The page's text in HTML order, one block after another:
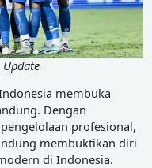
Update
membuka
Dengan
profesional,
membuktikan diri
di Indonesia.